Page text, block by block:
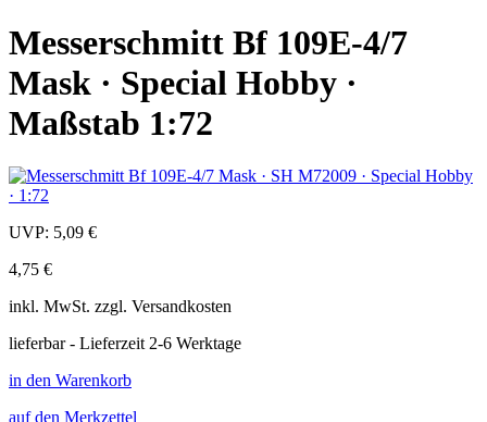
Messerschmitt Bf 109E-4/7
Mask · Special Hobby ·
Maßstab 1:72
UVP: 5,09 €
4,75 €
inkl. MwSt. zzgl. Versandkosten
lieferbar - Lieferzeit 2-6 Werktage
in den Warenkorb
auf den Merkzettel